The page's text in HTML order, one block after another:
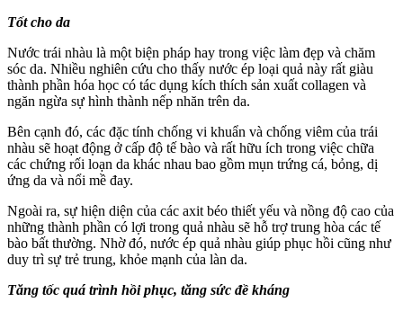
Tốt cho da
Nước trái nhàu là một biện pháp hay trong việc làm đẹp và chăm
sóc da. Nhiều nghiên cứu cho thấy nước ép loại quả này rất giàu
thành phần hóa học có tác dụng kích thích sản xuất collagen và
ngăn ngừa sự hình thành nếp nhăn trên da.
Bên cạnh đó, các đặc tính chống vi khuẩn và chống viêm của trái
nhàu sẽ hoạt động ở cấp độ tế bào và rất hữu ích trong việc chữa
các chứng rối loạn da khác nhau bao gồm mụn trứng cá, bỏng, dị
ứng da và nổi mề đay.
Ngoài ra, sự hiện diện của các axit béo thiết yếu và nồng độ cao của
những thành phần có lợi trong quả nhàu sẽ hỗ trợ trung hòa các tế
bào bất thường. Nhờ đó, nước ép quả nhàu giúp phục hồi cũng như
duy trì sự trẻ trung, khỏe mạnh của làn da.
Tăng tốc quá trình hồi phục, tăng sức đề kháng